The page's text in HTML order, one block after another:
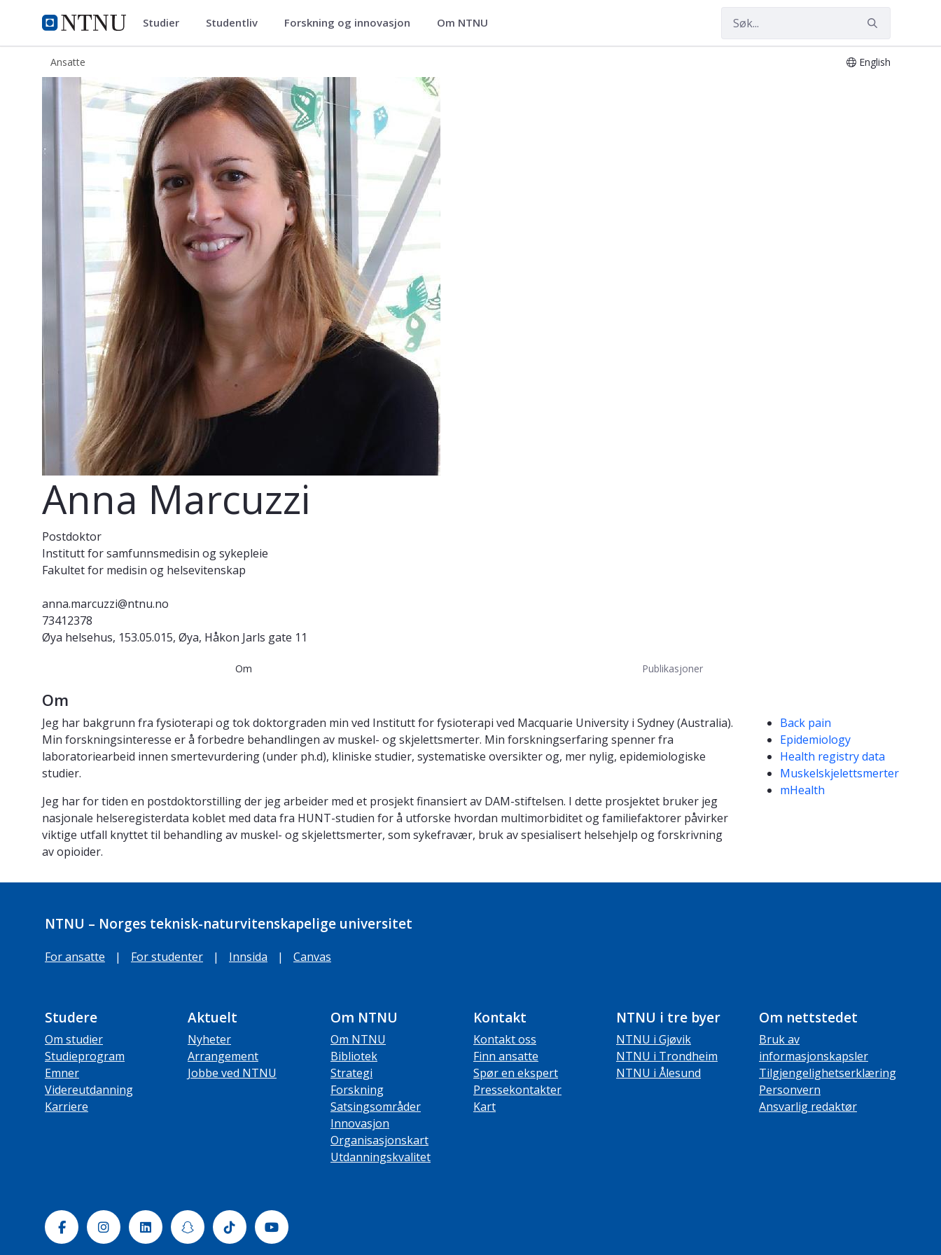
NTNU Hjemmeside
ntnu.no Studier Studentliv Forskning og innovasjon Om NTNU
Ansatte English
Anna Marcuzzi
Anna Marcuzzi
Postdoktor
Institutt for samfunnsmedisin og sykepleie
Fakultet for medisin og helsevitenskap
anna.marcuzzi@ntnu.no
73412378
Øya helsehus, 153.05.015, Øya, Håkon Jarls gate 11
Om Publikasjoner
Om
Jeg har bakgrunn fra fysioterapi og tok doktorgraden min ved Institutt for fysioterapi ved Macquarie University i Sydney (Australia).
Min forskningsinteresse er å forbedre behandlingen av muskel- og skjelettsmerter. Min forskningserfaring spenner fra
laboratoriearbeid innen smertevurdering (under ph.d), kliniske studier, systematiske oversikter og, mer nylig, epidemiologiske
studier.
Jeg har for tiden en postdoktorstilling der jeg arbeider med et prosjekt finansiert av DAM-stiftelsen. I dette prosjektet bruker jeg
nasjonale helseregisterdata koblet med data fra HUNT-studien for å utforske hvordan multimorbiditet og familiefaktorer påvirker
viktige utfall knyttet til behandling av muskel- og skjelettsmerter, som sykefravær, bruk av spesialisert helsehjelp og forskrivning
av opioider.
Kompetanseord
Back pain
Epidemiology
Health registry data
Muskelskjelettsmerter
mHealth
NTNU – Norges teknisk-naturvitenskapelige universitet
For ansatte | For studenter | Innsida | Canvas
Studere
Om studier
Studieprogram
Emner
Videreutdanning
Karriere
Aktuelt
Nyheter
Arrangement
Jobbe ved NTNU
Om NTNU
Om NTNU
Bibliotek
Strategi
Forskning
Satsingsområder
Innovasjon
Organisasjonskart
Utdanningskvalitet
Kontakt
Kontakt oss
Finn ansatte
Spør en ekspert
Pressekontakter
Kart
NTNU i tre byer
NTNU i Gjøvik
NTNU i Trondheim
NTNU i Ålesund
Om nettstedet
Bruk av
informasjonskapsler
Tilgjengelighetserklæring
Personvern
Ansvarlig redaktør
FacebookInstagramLinkedinSnapchatTiktok Youtube